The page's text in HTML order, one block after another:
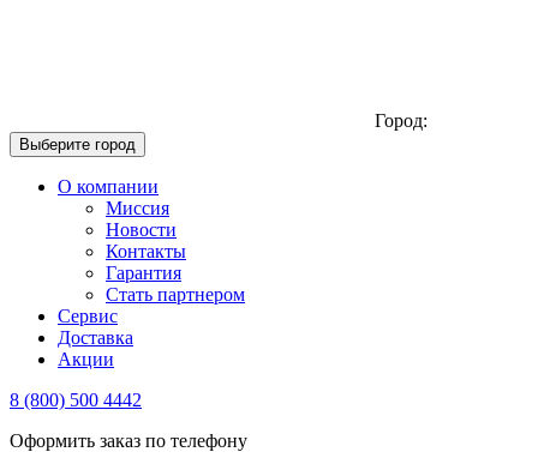
Город:
Выберите город
О компании
Миссия
Новости
Контакты
Гарантия
Стать партнером
Сервис
Доставка
Акции
8 (800) 500 4442
Оформить заказ по телефону